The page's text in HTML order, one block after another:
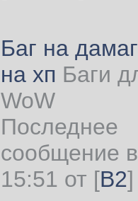
Баг на
на хп Баги
WoW
Последнее
сообщение в
15:51 от [B2]